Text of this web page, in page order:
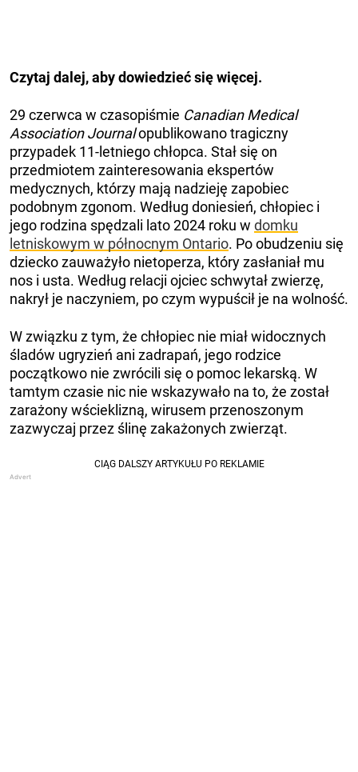
Czytaj dalej, aby dowiedzieć się więcej.
29 czerwca w czasopiśmie Canadian Medical
Association Journalopublikowano tragiczny
przypadek 11-letniego chłopca. Stał się on
przedmiotem zainteresowania ekspertów
medycznych, którzy mają nadzieję zapobiec
podobnym zgonom. Według doniesień, chłopiec i
jego rodzina spędzali lato 2024 roku w domku
letniskowym w północnym Ontario. Po obudzeniu się
dziecko zauważyło nietoperza, który zasłaniał mu
nos i usta. Według relacji ojciec schwytał zwierzę,
nakrył je naczyniem, po czym wypuścił je na wolność.
W związku z tym, że chłopiec nie miał widocznych
śladów ugryzień ani zadrapań, jego rodzice
początkowo nie zwrócili się o pomoc lekarską. W
tamtym czasie nic nie wskazywało na to, że został
zarażony wścieklizną, wirusem przenoszonym
zazwyczaj przez ślinę zakażonych zwierząt.